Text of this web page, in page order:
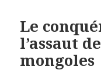
Le
l’assaut
mongoles